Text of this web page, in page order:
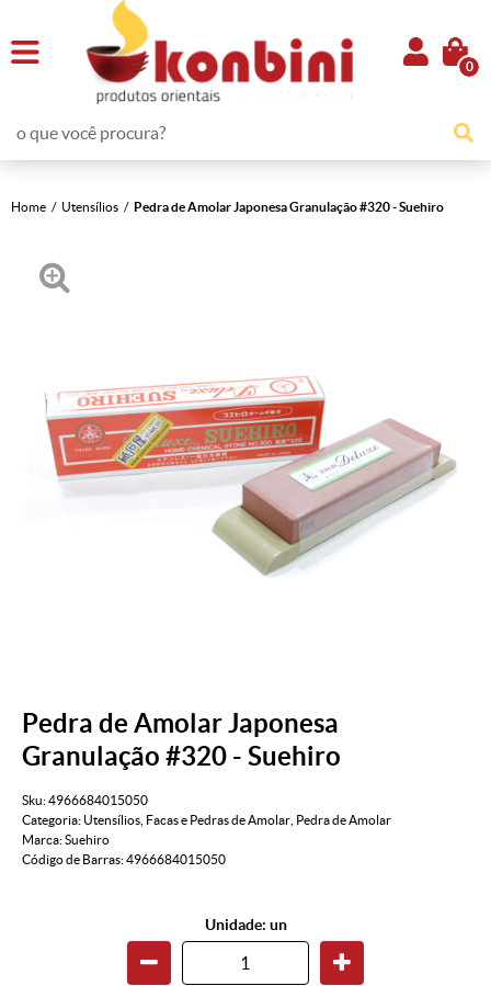
0
Home Utensílios Pedra de Amolar Japonesa Granulação #320 - Suehiro
Pedra de Amolar Japonesa
Granulação #320 - Suehiro
Sku:4966684015050
Categoria: Utensílios Facas e Pedras de Amolar Pedra de Amolar
Marca:Suehiro
Código de Barras:4966684015050
Unidade: un